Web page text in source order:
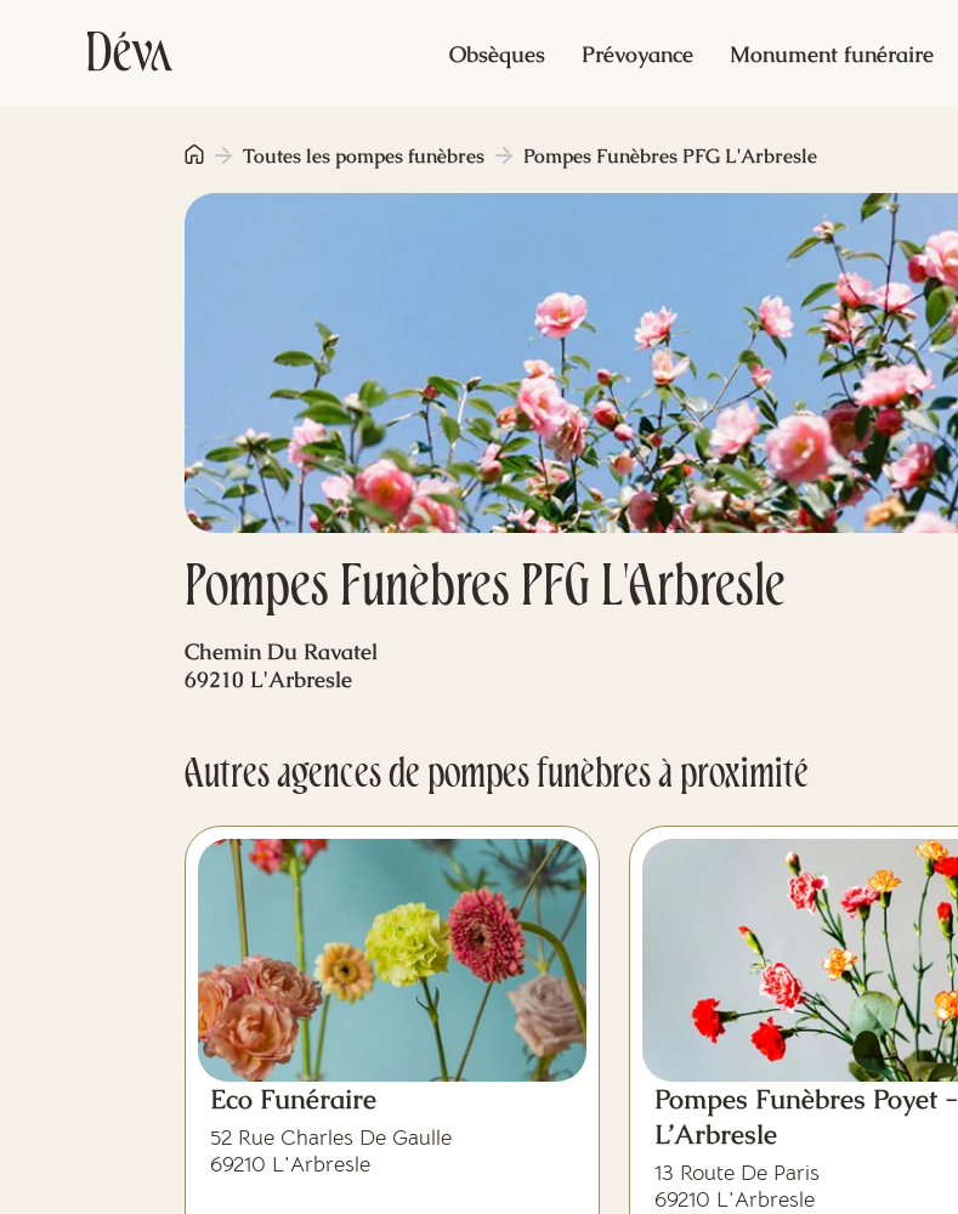
Obsèques Prévoyance Monument funéraire
Pompes Funèbres PFG L'Arbresle
Toutes les pompes funèbres Pompes Funèbres PFG L'Arbresle
Chemin Du Ravatel
69210 L'Arbresle
Autres agences de pompes funèbres à proximité
Eco Funéraire
52 Rue Charles De Gaulle
69210 L'Arbresle
Pompes Funèbres Poyet -
L’Arbresle
13 Route De Paris
69210 L'Arbresle